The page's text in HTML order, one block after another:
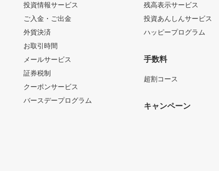
投資情報サービス
ご入金・ご出金
外貨決済
お取引時間
メールサービス
証券税制
クーポンサービス
バースデープログラム
残高表示サービス
投資あんしんサービス
ハッピープログラム
手数料
超割コース
キャンペーン